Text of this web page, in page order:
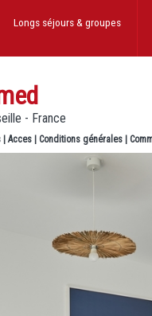
Longs séjours& groupes
- France
|Acces Conditions générales